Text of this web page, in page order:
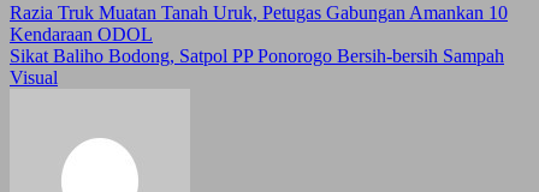
Post
navigation
Razia Truk Muatan Tanah Uruk, Petugas Gabungan Amankan 10
Kendaraan ODOL
Sikat Baliho Bodong, Satpol PP Ponorogo Bersih-bersih Sampah
Visual